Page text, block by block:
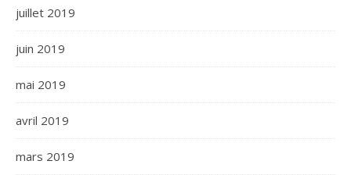
juillet 2019
juin 2019
mai 2019
avril 2019
mars 2019